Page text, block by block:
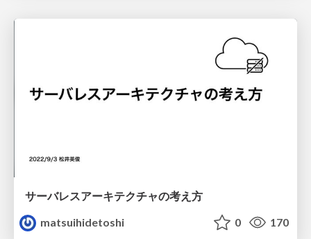
サーバレスアーキテクチャの考え方
matsuihidetoshi
0 170